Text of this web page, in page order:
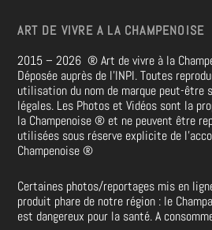
ART DE VIVRE A LA CHAMPENOISE
2015 – 2026®Art de vivre à la
Déposée auprès de l’INPI. Toutes
utilisation du nom de marque peut-être
légales. Les Photos et Vidéos sont la
la Champenoise® et ne peuvent être
utilisées sous réserve explicite de
Champenoise®
Certaines photos/reportages mis en
produit phare de notre région : le
est dangereux pour la santé. A